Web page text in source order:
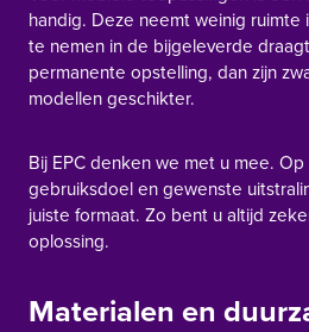
handig. Deze neemt weinig ruimte
te nemen in de bijgeleverde
permanente opstelling, dan zijn
modellen geschikter.
Bij EPC denken we met u mee.
gebruiksdoel en gewenste
juiste formaat. Zo bent u altijd
oplossing.
Materialen en